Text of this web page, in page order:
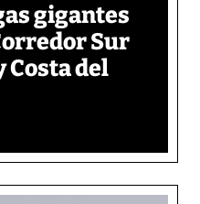
gigantes
Sur
del